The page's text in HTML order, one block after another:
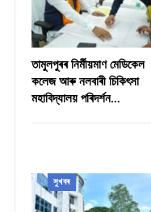
তামুলপুৰৰ নিৰ্মীয়মাণ মেডিকেল
কলেজ আৰু নলবাৰী চিকিৎসা
মহাবিদ্যালয় পৰিদৰ্শন…
সুখবৰ